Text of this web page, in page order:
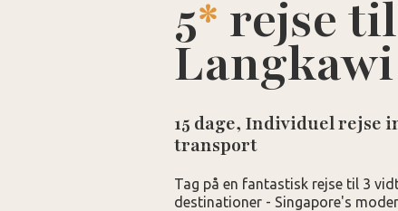
5* rejse
Langkawi
15 dage, Individuel rejse
transport
Tag på en fantastisk rejse til 3
destinationer - Singapore's